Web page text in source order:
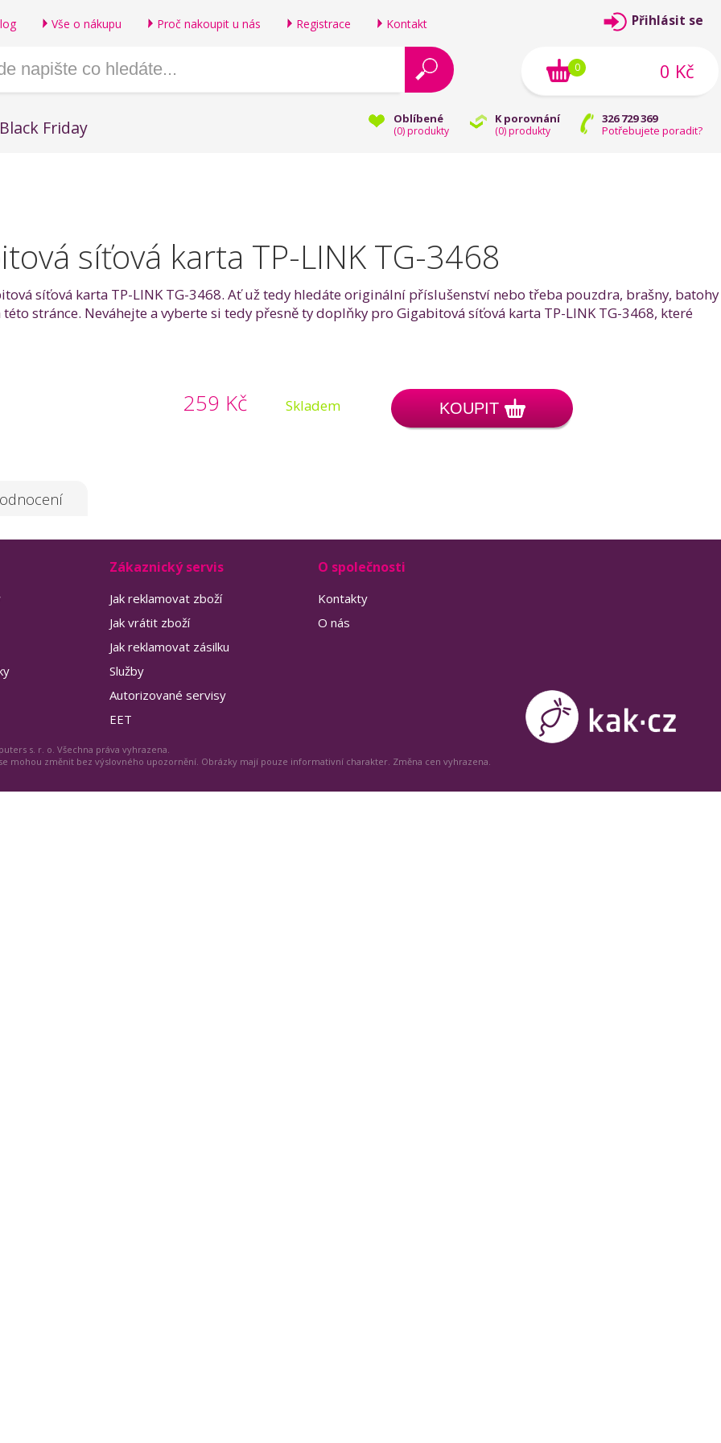
Vše o nákupu Proč nakoupit u nás Registrace Kontakt
Oblíbené
(0) produkty
K porovnání
(0) produkty
326 729 369
Potřebujete poradit?
Black Friday
Přihlásit se
0 Kč
0
síťová karta TP-LINK TG-3468
síťová karta TP-LINK TG-3468. Ať už tedy hledáte originální příslušenství nebo třeba pouzdra, brašny, batohy
stránce. Neváhejte a vyberte si tedy přesně ty doplňky pro Gigabitová síťová karta TP-LINK TG-3468, které
259 Kč Skladem KOUPIT
Zákaznický servis
Jak reklamovat zboží
Jak vrátit zboží
Jak reklamovat zásilku
Služby
Autorizované servisy
EET
O společnosti
Kontakty
O nás
s. r. o. Všechna práva vyhrazena.
mohou změnit bez výslovného upozornění. Obrázky mají pouze informativní charakter. Změna cen vyhrazena.